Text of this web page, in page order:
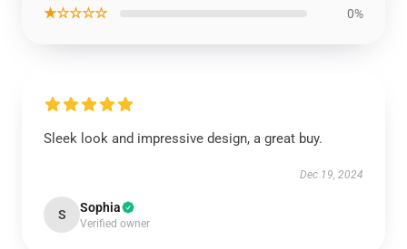
★☆☆☆☆ 0%
Sleek look and impressive design, a great buy.
Dec 19, 2024
S Sophia
Verified owner